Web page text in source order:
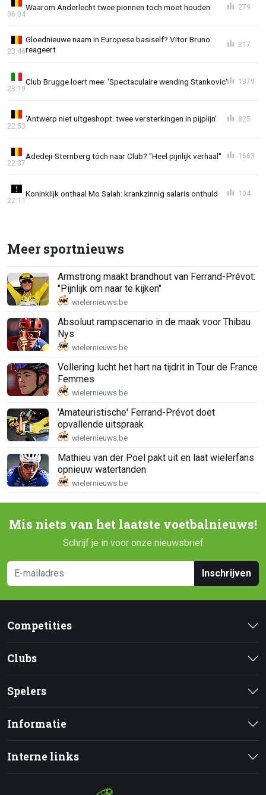
Waarom Anderlecht twee pionnen toch moet houden
06:04
279
Gloednieuwe naam in Europese basiself? Vitor Bruno
reageert
23:46
317
Club Brugge loert mee: 'Spectaculaire wending Stankovic'
23:19
1379
'Antwerp niet uitgeshopt: twee versterkingen in pijplijn'
22:53
825
Adedeji-Sternberg tóch naar Club? "Heel pijnlijk verhaal"
22:37
1663
Koninklijk onthaal Mo Salah: krankzinnig salaris onthuld
22:11
104
Meer sportnieuws
Armstrong maakt brandhout van Ferrand-Prévot:
"Pijnlijk om naar te kijken"
Absoluut rampscenario in de maak voor Thibau
Nys
Vollering lucht het hart na tijdrit in Tour de France
Femmes
'Amateuristische' Ferrand-Prévot doet
opvallende uitspraak
Mathieu van der Poel pakt uit en laat wielerfans
opnieuw watertanden
Mis niets van het laatste voetbalnieuws!
Schrijf je in voor onze nieuwsbrief
Inschrijven
Competities
Clubs
Spelers
Informatie
Interne links